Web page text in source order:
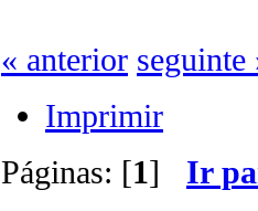
« anterior seguinte
Imprimir
Páginas: [1] Ir